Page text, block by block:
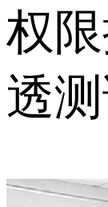
权
透测